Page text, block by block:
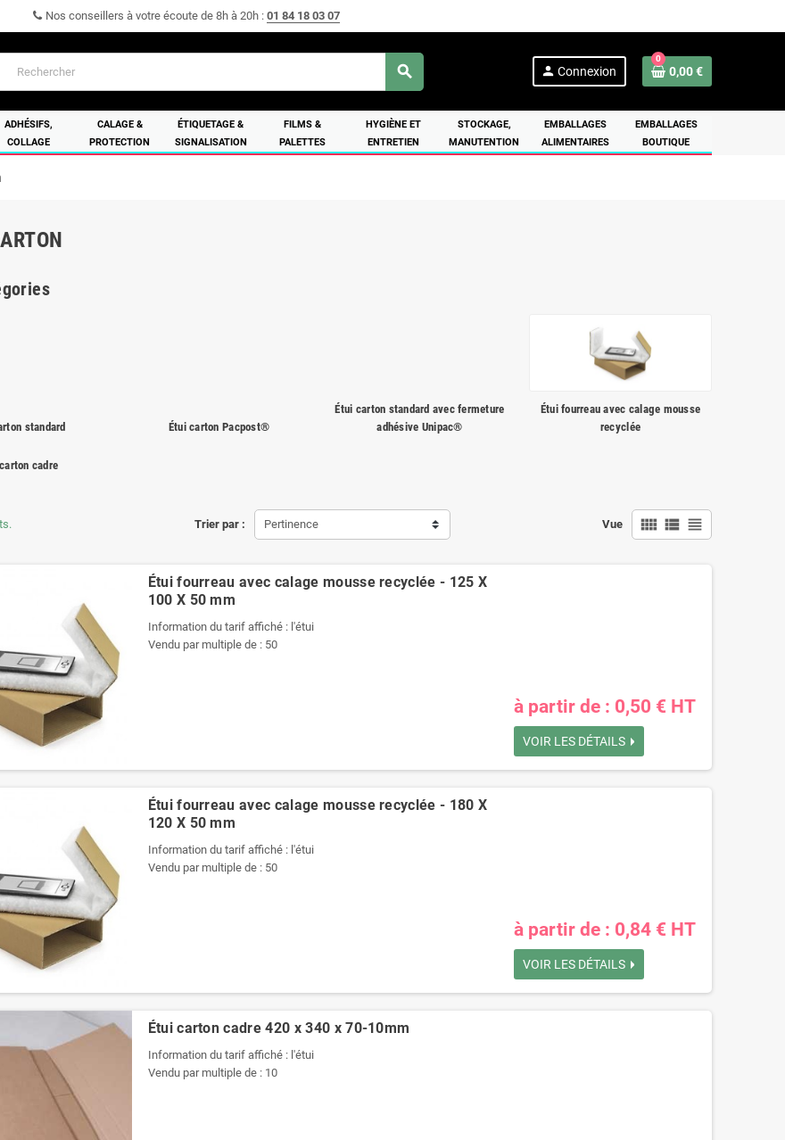
Nos conseillers à votre écoute de 8h à 20h : 01 84 18 03 07
search person Connexion
0
0,00 €
ADHÉSIFS,
COLLAGE
CALAGE &
PROTECTION
ÉTIQUETAGE &
SIGNALISATION
FILMS &
PALETTES
HYGIÈNE ET
ENTRETIEN
STOCKAGE,
MANUTENTION
EMBALLAGES
ALIMENTAIRES
EMBALLAGES
BOUTIQUE
standard Étui carton Pacpost®
Étui carton standard avec fermeture
adhésive Unipac®
Étui fourreau avec calage mousse
recyclée
cadre
Trier par : Pertinence Vue view_comfy view_list view_headline
Étui fourreau avec calage mousse recyclée - 125 X
100 X 50 mm
Information du tarif affiché : l'étui
Vendu par multiple de : 50
à partir de : 0,50 € HT
VOIR LES DÉTAILS
Étui fourreau avec calage mousse recyclée - 180 X
120 X 50 mm
Information du tarif affiché : l'étui
Vendu par multiple de : 50
à partir de : 0,84 € HT
VOIR LES DÉTAILS
Étui carton cadre 420 x 340 x 70-10mm
Information du tarif affiché : l'étui
Vendu par multiple de : 10